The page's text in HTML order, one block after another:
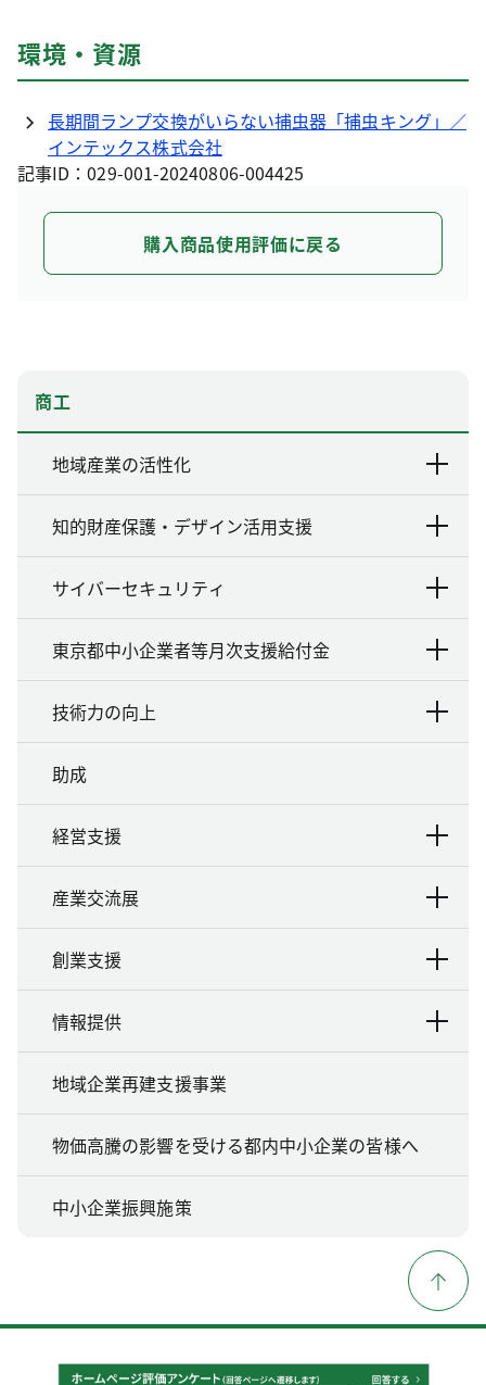
環境・資源
長期間ランプ交換がいらない捕虫器「捕虫キング」／
インテックス株式会社
記事ID：029-001-20240806-004425
購入商品使用評価に戻る
商工
地域産業の活性化
知的財産保護・デザイン活用支援
サイバーセキュリティ
東京都中小企業者等月次支援給付金
技術力の向上
助成
経営支援
産業交流展
創業支援
情報提供
地域企業再建支援事業
物価高騰の影響を受ける都内中小企業の皆様へ
中小企業振興施策